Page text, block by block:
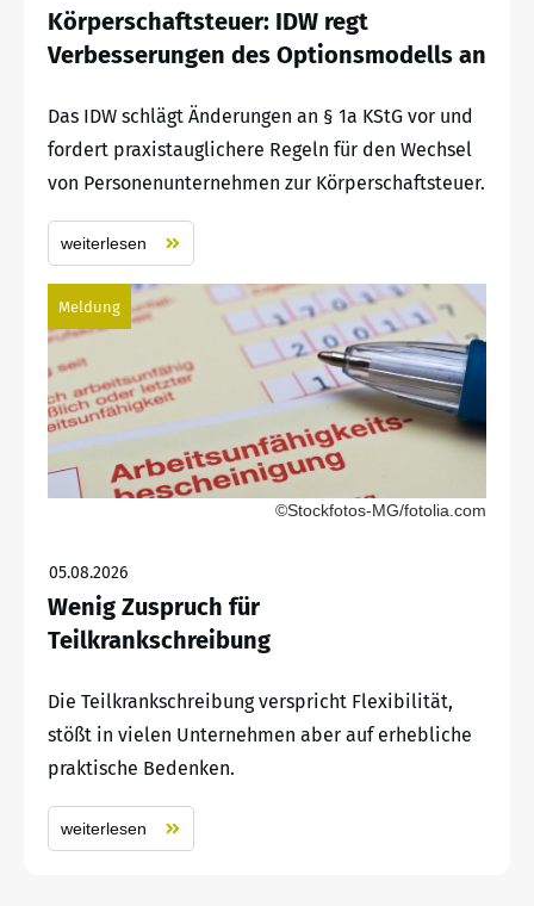
Körperschaftsteuer: IDW regt
Verbesserungen des Optionsmodells an
Das IDW schlägt Änderungen an § 1a KStG vor und
fordert praxistauglichere Regeln für den Wechsel
von Personenunternehmen zur Körperschaftsteuer.
weiterlesen
Meldung
©Stockfotos-MG/fotolia.com
05.08.2026
Wenig Zuspruch für
Teilkrankschreibung
Die Teilkrankschreibung verspricht Flexibilität,
stößt in vielen Unternehmen aber auf erhebliche
praktische Bedenken.
weiterlesen